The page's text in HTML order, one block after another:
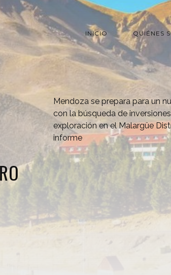
INICIO QUIÉNES
Mendoza se prepara para un
con la búsqueda de
exploración en el Malargüe
informe